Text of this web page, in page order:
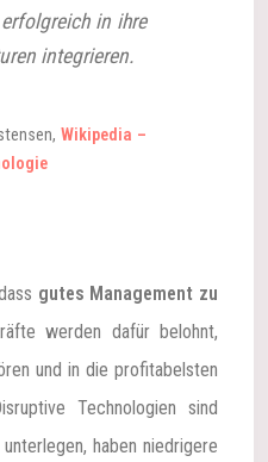
in ihre
integrieren.
Wikipedia –
gutes Management zu
werden dafür belohnt,
und in die profitabelsten
Technologien sind
haben niedrigere